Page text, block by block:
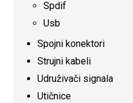
Spdif
Usb
Spojni konektori
Strujni kabeli
Udruživači signala
Utičnice